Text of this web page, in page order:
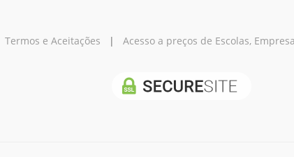
Termos e Aceitações | Acesso a preços de Escolas,